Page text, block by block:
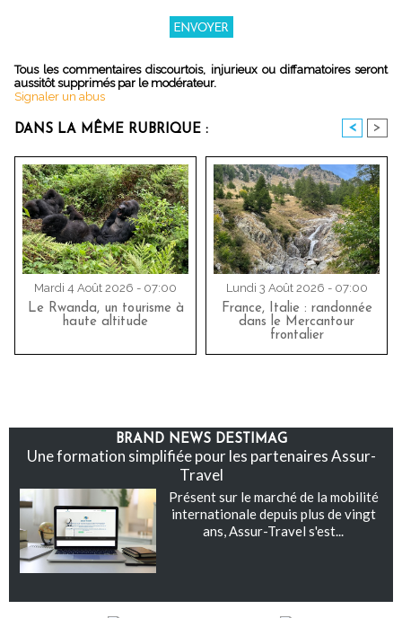
Tous les commentaires discourtois, injurieux ou diffamatoires seront
aussitôt supprimés par le modérateur.
Signaler un abus
DANS LA MÊME RUBRIQUE : < >
Mardi 4 Août 2026 - 07:00
Le Rwanda, un tourisme à
haute altitude
Lundi 3 Août 2026 - 07:00
France, Italie : randonnée
dans le Mercantour
frontalier
BRAND NEWS DESTIMAG
Une formation simplifiée pour les partenaires Assur-
Travel
Présent sur le marché de la mobilité
internationale depuis plus de vingt
ans, Assur-Travel s'est...